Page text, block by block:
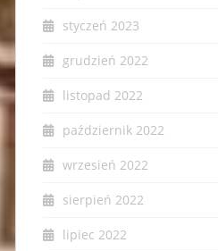
styczeń 2023
grudzień 2022
listopad 2022
październik 2022
wrzesień 2022
sierpień 2022
lipiec 2022